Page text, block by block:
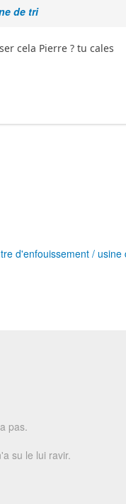
de tri
cela Pierre ? tu cales
d'enfouissement / usine
pas.
su le lui ravir.